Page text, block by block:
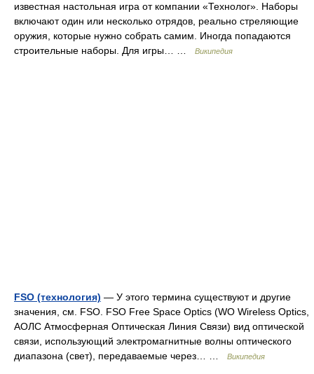
известная настольная игра от компании «Технолог». Наборы
включают один или несколько отрядов, реально стреляющие
оружия, которые нужно собрать самим. Иногда попадаются
строительные наборы. Для игры… …
Википедия
FSO (технология) — У этого термина существуют и другие
значения, см. FSO. FSO Free Space Optics (WO Wireless Optics,
АОЛС Атмосферная Оптическая Линия Связи) вид оптической
связи, использующий электромагнитные волны оптического
диапазона (свет), передаваемые через… …
Википедия